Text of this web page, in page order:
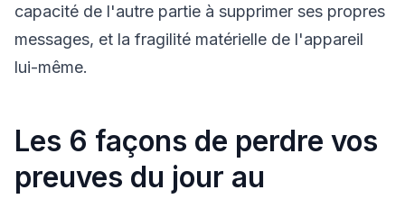
capacité de l'autre partie à supprimer ses propres
messages, et la fragilité matérielle de l'appareil
lui-même.
Les 6 façons de perdre vos
preuves du jour au